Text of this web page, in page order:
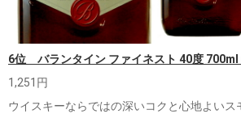
6位 バランタイン ファイネスト 40度 700ml
1,251円
ウイスキーならではの深いコクと心地よいス